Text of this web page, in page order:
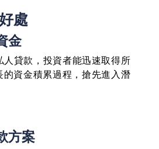
處
金
貸款，投資者能迅速取得所
的資金積累過程，搶先進入潛
方案